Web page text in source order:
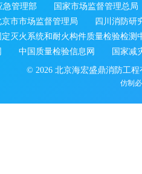
急管理部
国家市场监督管理总局
京市市场监督管理局
四川消防研
定灭火系统和耐火构件质量检验检测
中国质量检验信息网 国家减
© 2026 北京海宏盛鼎消防工
仿制